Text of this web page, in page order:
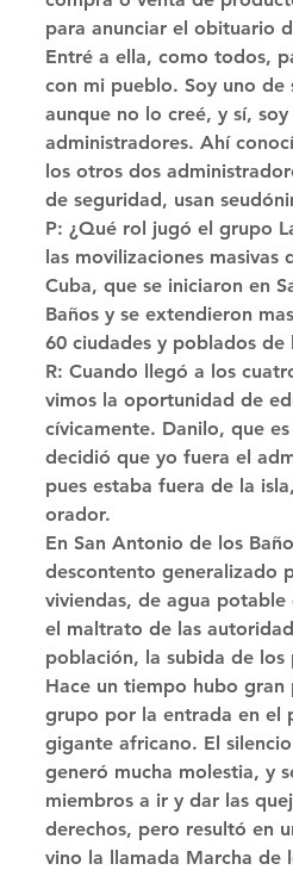
para anunciar el obituario
Entré a ella, como todos,
con mi pueblo. Soy uno de
aunque no lo creé, y sí,
administradores. Ahí
los otros dos
de seguridad, usan
P: ¿Qué rol jugó el grupo
las movilizaciones masivas
Cuba, que se iniciaron en
Baños y se extendieron
60 ciudades y poblados de
R: Cuando llegó a los
vimos la oportunidad de
cívicamente. Danilo, que
decidió que yo fuera el
pues estaba fuera de la
orador.
En San Antonio de los
descontento generalizado
viviendas, de agua potable
el maltrato de las
población, la subida de los
Hace un tiempo hubo gran
grupo por la entrada en el
gigante africano. El
generó mucha molestia, y
miembros a ir y dar las
derechos, pero resultó en
vino la llamada Marcha de